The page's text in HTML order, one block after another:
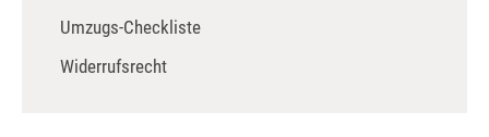
Umzugs-Checkliste
Widerrufsrecht